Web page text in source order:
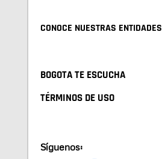
CONOCE NUESTRAS ENTIDADES
BOGOTA TE ESCUCHA
TÉRMINOS DE USO
Síguenos: